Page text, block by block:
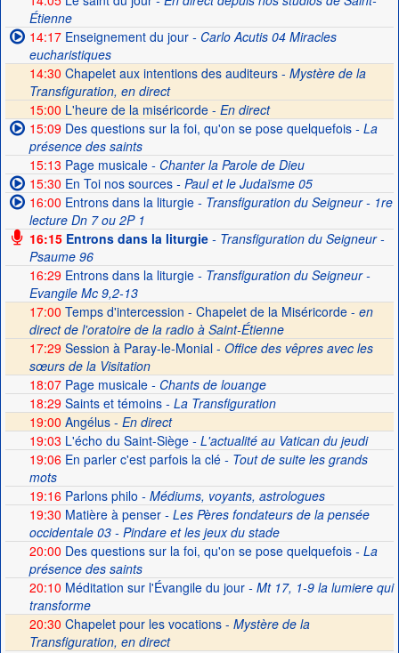
Étienne
14:17Enseignement du jour- Carlo Acutis 04 Miracles
eucharistiques
14:30 Chapelet aux intentions des auditeurs - Mystère de la
Transfiguration, en direct
15:00 L'heure de la miséricorde - En direct
15:09Des questions sur la foi, qu'on se pose quelquefois- La
présence des saints
15:13 Page musicale- Chanter la Parole de Dieu
15:30 En Toi nos sources- Paul et le Judaïsme 05
16:00 Entrons dans la liturgie- Transfiguration du Seigneur - 1re
lecture Dn 7 ou 2P 1
16:15Entrons dans la liturgie- Transfiguration du Seigneur -
Psaume 96
16:29Entrons dans la liturgie- Transfiguration du Seigneur -
Evangile Mc 9,2-13
17:00 Temps d'intercession - Chapelet de la Miséricorde - en
direct de l'oratoire de la radio à Saint-Étienne
17:29 Session à Paray-le-Monial - Office des vêpres avec les
sœurs de la Visitation
18:07Page musicale- Chants de louange
18:29Saints et témoins- La Transfiguration
19:00 Angélus - En direct
19:03 L'écho du Saint-Siège- L'actualité au Vatican du jeudi
19:06En parler c'est parfois la clé- Tout de suite les grands
mots
19:16Parlons philo - Médiums, voyants, astrologues
19:30 Matière à penser- Les Pères fondateurs de la pensée
occidentale 03 - Pindare et les jeux du stade
20:00 Des questions sur la foi, qu'on se pose quelquefois- La
présence des saints
20:10 Méditation sur l'Évangile du jour- Mt 17, 1-9 la lumiere qui
transforme
20:30 Chapelet pour les vocations - Mystère de la
Transfiguration, en direct